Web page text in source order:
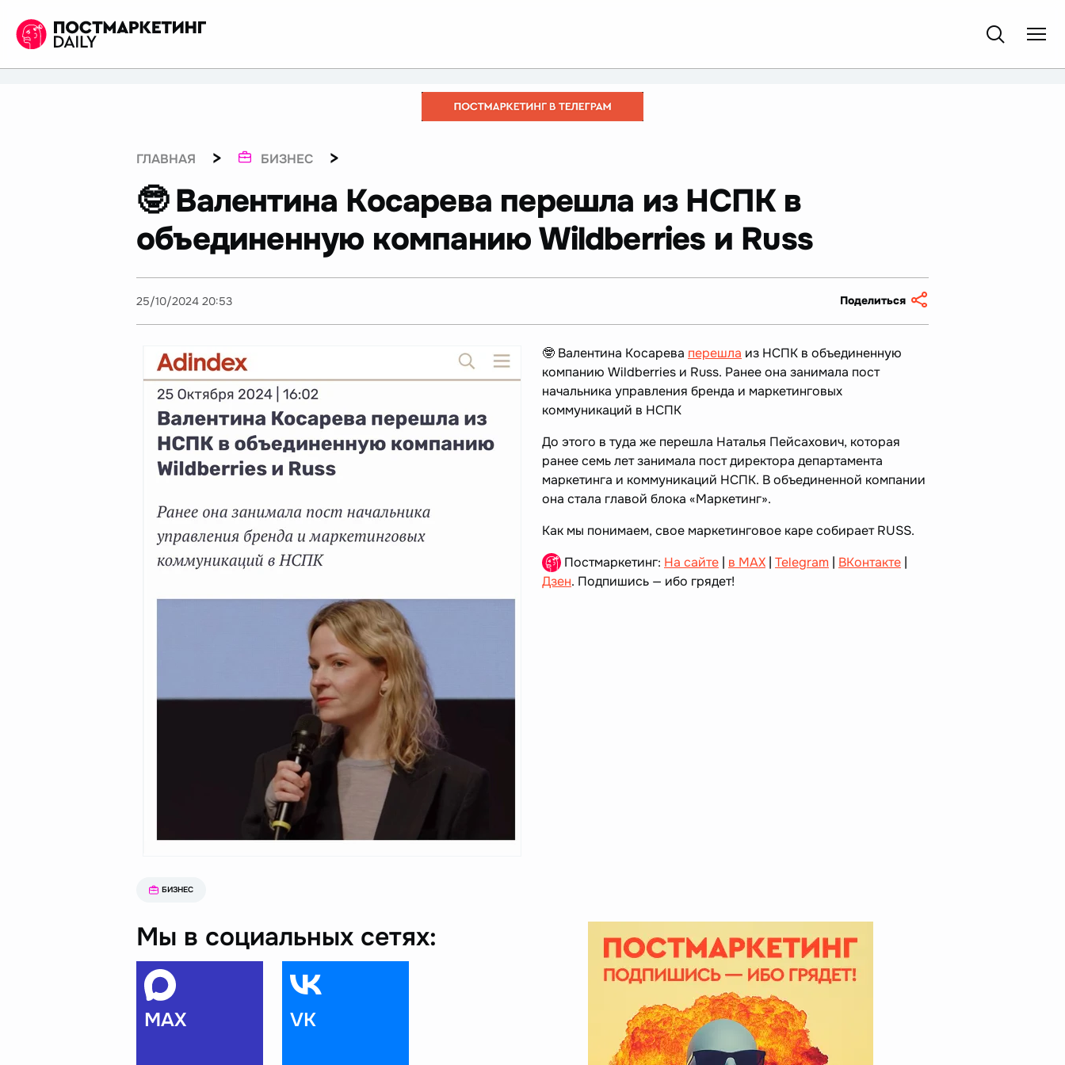
ГЛАВНАЯ > БИЗНЕС >
🤓 Валентина Косарева перешла из НСПК в
объединенную компанию Wildberries и Russ
25/10/2024 20:53 Поделиться
🤓 Валентина Косарева перешла из НСПК в объединенную
компанию Wildberries и Russ. Ранее она занимала пост
начальника управления бренда и маркетинговых
коммуникаций в НСПК
До этого в туда же перешла Наталья Пейсахович, которая
ранее семь лет занимала пост директора департамента
маркетинга и коммуникаций НСПК. В объединенной компании
она стала главой блока «Маркетинг».
Как мы понимаем, свое маркетинговое каре собирает RUSS.
Постмаркетинг: На сайте | в MAX | Telegram | ВКонтакте |
Дзен. Подпишись — ибо грядет!
БИЗНЕС
Мы в социальных сетях:
MAX VK